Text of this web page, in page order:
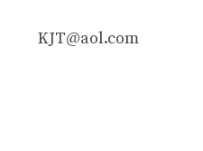
KJT@aol.com